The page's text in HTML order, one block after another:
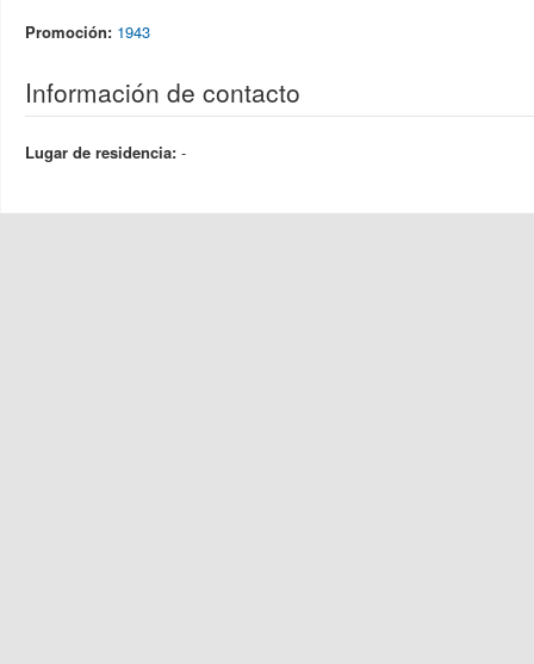
Promoción: 1943
Información de contacto
Lugar de residencia: -